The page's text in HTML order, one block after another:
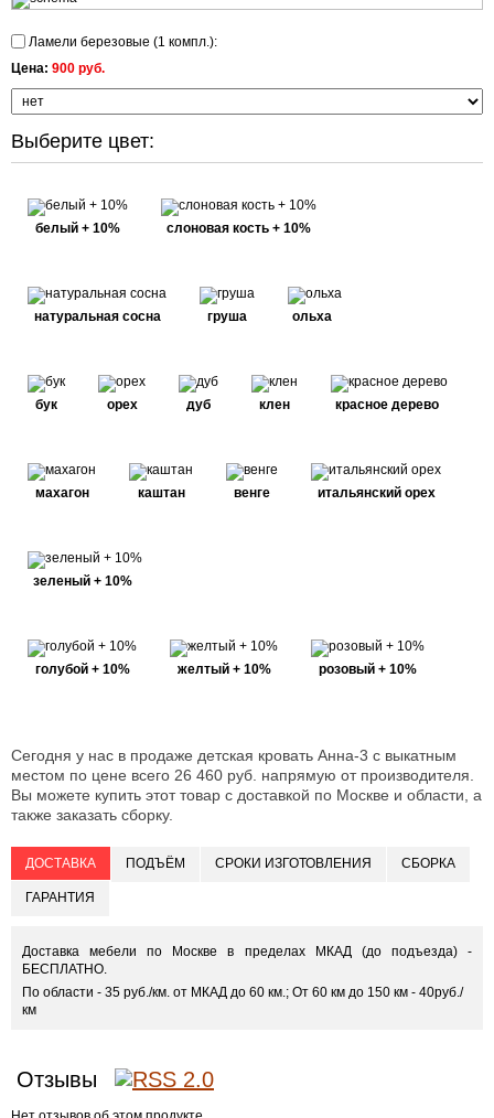
Ламели березовые (1 компл.):
Цена: 900 руб.
Выберите цвет:
белый + 10% слоновая кость + 10%
натуральная сосна груша ольха
бук орех дуб клен красное дерево
махагон каштан венге итальянский орех
зеленый + 10%
голубой + 10% желтый + 10% розовый + 10%
Сегодня у нас в продаже детская кровать Анна-3 с выкатным
местом по цене всего 26 460 руб. напрямую от производителя.
Вы можете купить этот товар с доставкой по Москве и области, а
также заказать сборку.
ДОСТАВКА ПОДЪЁМ СРОКИ ИЗГОТОВЛЕНИЯ СБОРКА
ГАРАНТИЯ
Доставка мебели по Москве в пределах МКАД (до подъезда) -
БЕСПЛАТНО.
По области - 35 руб./км. от МКАД до 60 км.; От 60 км до 150 км - 40руб./
км
Отзывы